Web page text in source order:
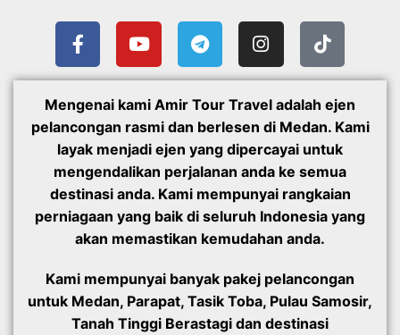
Mengenai kami Amir Tour Travel adalah ejen
pelancongan rasmi dan berlesen di Medan. Kami
layak menjadi ejen yang dipercayai untuk
mengendalikan perjalanan anda ke semua
destinasi anda. Kami mempunyai rangkaian
perniagaan yang baik di seluruh Indonesia yang
akan memastikan kemudahan anda.
Kami mempunyai banyak pakej pelancongan
untuk Medan, Parapat, Tasik Toba, Pulau Samosir,
Tanah Tinggi Berastagi dan destinasi